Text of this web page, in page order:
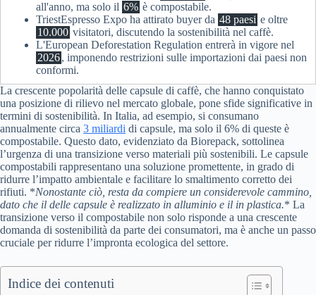
all'anno, ma solo il 6% è compostabile.
TriestEspresso Expo ha attirato buyer da 48 paesi e oltre
10.000 visitatori, discutendo la sostenibilità nel caffè.
L'European Deforestation Regulation entrerà in vigore nel
2026, imponendo restrizioni sulle importazioni dai paesi non
conformi.
La crescente popolarità delle capsule di caffè, che hanno conquistato
una posizione di rilievo nel mercato globale, pone sfide significative in
termini di sostenibilità. In Italia, ad esempio, si consumano
annualmente circa 3 miliardi di capsule, ma solo il 6% di queste è
compostabile. Questo dato, evidenziato da Biorepack, sottolinea
l’urgenza di una transizione verso materiali più sostenibili. Le capsule
compostabili rappresentano una soluzione promettente, in grado di
ridurre l’impatto ambientale e facilitare lo smaltimento corretto dei
rifiuti. *Nonostante ciò, resta da compiere un considerevole cammino,
dato che il delle capsule è realizzato in alluminio e il in plastica.* La
transizione verso il compostabile non solo risponde a una crescente
domanda di sostenibilità da parte dei consumatori, ma è anche un passo
cruciale per ridurre l’impronta ecologica del settore.
Indice dei contenuti